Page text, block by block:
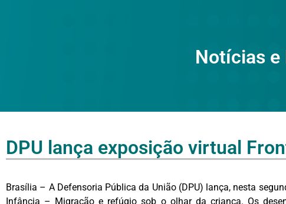
Notícias e
DPU lança exposição virtual
Brasília – A Defensoria Pública da União (DPU) lança, nesta
Infância – Migração e refúgio sob o olhar da criança. Os